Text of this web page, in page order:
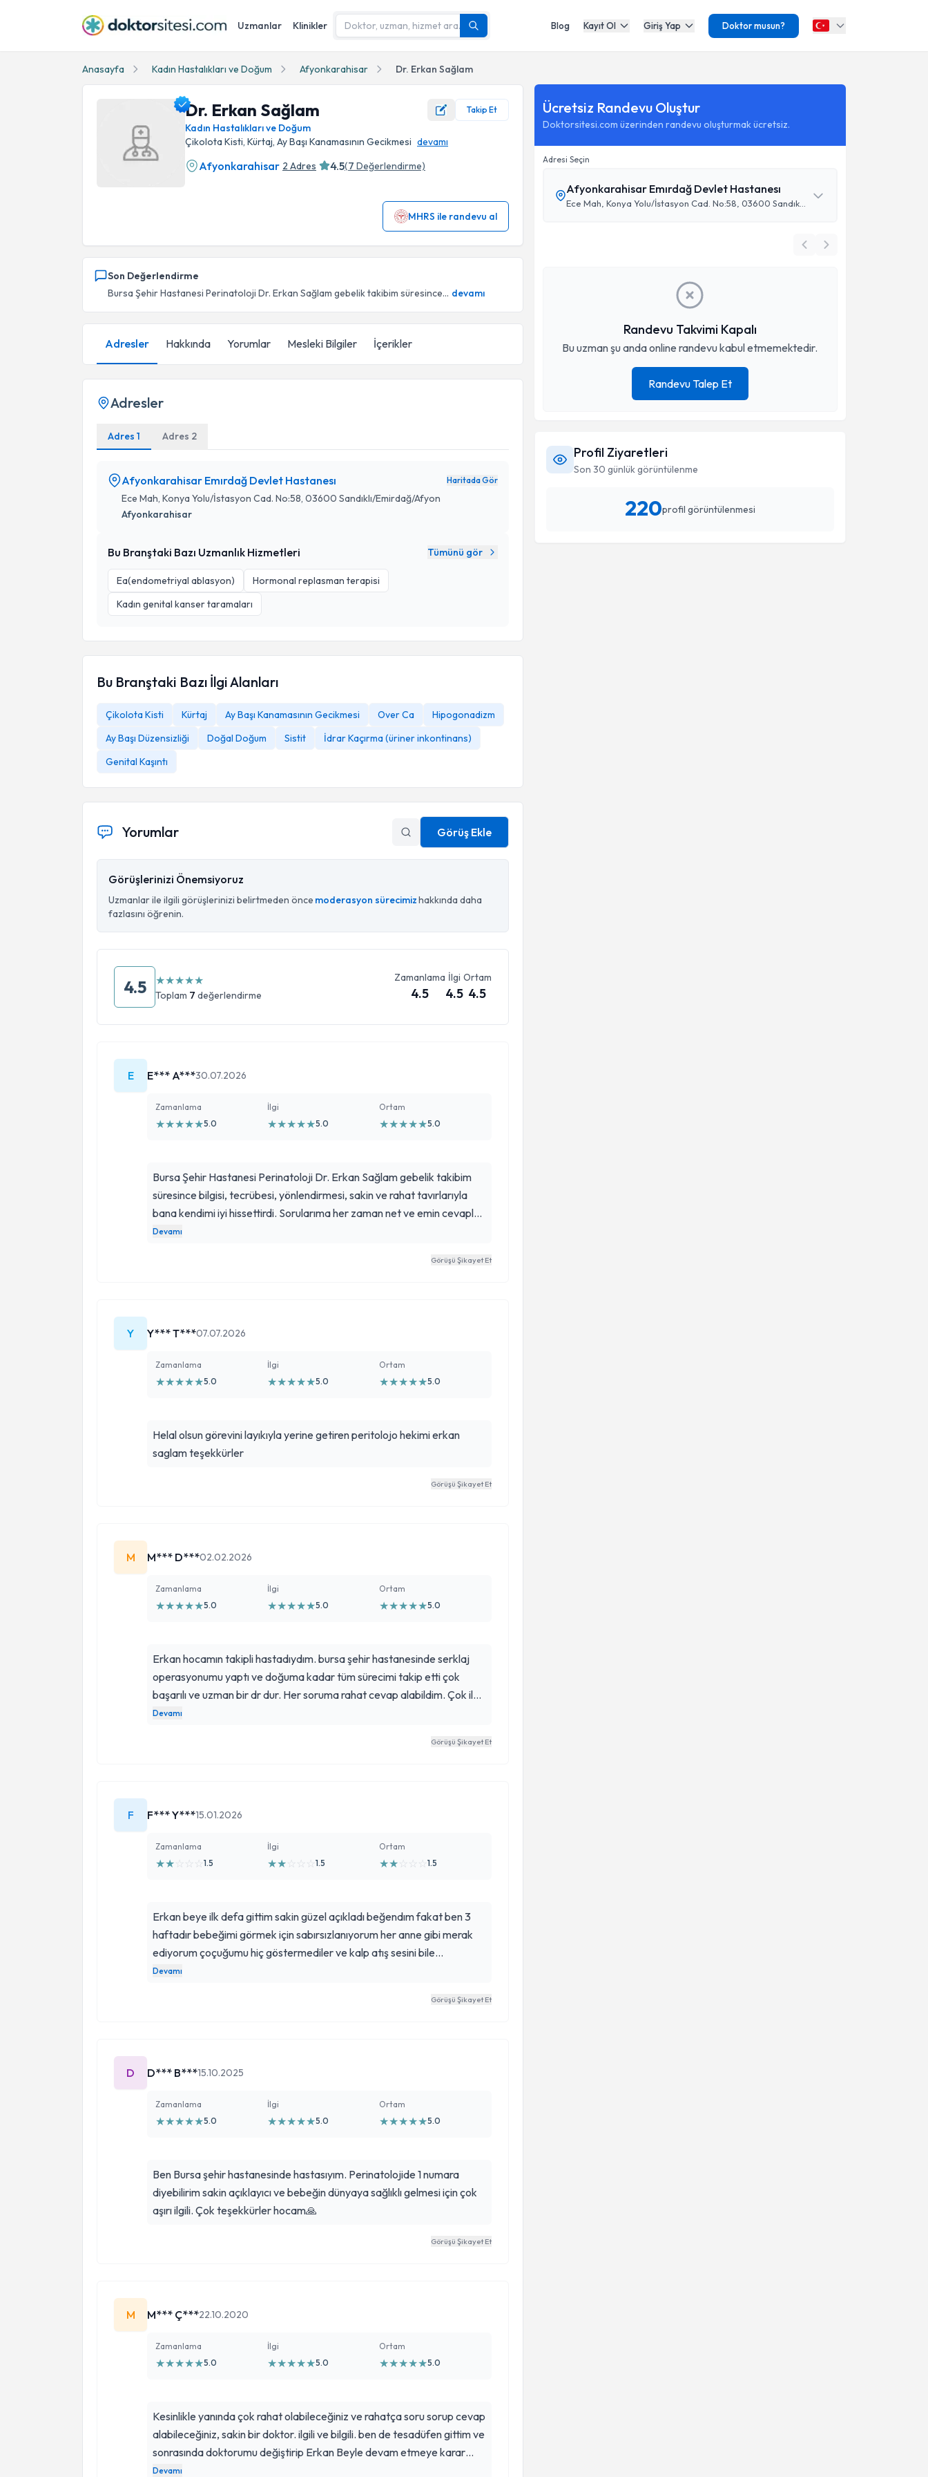
Uzmanlar Klinikler Blog Kayıt Ol Giriş Yap Doktor musun?
Anasayfa Kadın Hastalıkları ve Doğum Afyonkarahisar Dr. Erkan Sağlam
Dr. Erkan Sağlam Takip Et
Kadın Hastalıkları ve Doğum
Çikolota Kisti, Kürtaj, Ay Başı Kanamasının Gecikmesi devamı
Afyonkarahisar 2 Adres 4.5(7 Değerlendirme)
MHRS ile randevu al
Son Değerlendirme
Bursa Şehir Hastanesi Perinatoloji Dr. Erkan Sağlam gebelik takibim süresince... devamı
Adresler Hakkında Yorumlar Mesleki Bilgiler İçerikler
Adresler
Adres 1 Adres 2
Afyonkarahisar Emırdağ Devlet Hastanesı Haritada Gör
Ece Mah, Konya Yolu/İstasyon Cad. No:58, 03600 Sandıklı/Emirdağ/Afyon
Afyonkarahisar
Bu Branştaki Bazı Uzmanlık Hizmetleri Tümünü gör
Ea(endometriyal ablasyon)
Hormonal replasman terapisi
Kadın genital kanser taramaları
Bu Branştaki Bazı İlgi Alanları
Çikolota Kisti Kürtaj Ay Başı Kanamasının Gecikmesi Over Ca
Hipogonadizm
Ay Başı Düzensizliği
Doğal Doğum Sistit
İdrar Kaçırma (üriner inkontinans)
Genital Kaşıntı
Yorumlar Görüş Ekle
Görüşlerinizi Önemsiyoruz
Uzmanlar ile ilgili görüşlerinizi belirtmeden önce moderasyon sürecimizhakkında daha
fazlasını öğrenin.
4.5 ★★★★★
Toplam 7 değerlendirme
Zamanlama
4.5
İlgi
4.5
Ortam
4.5
E E*** A***30.07.2026
Zamanlama
★★★★★5.0
İlgi
★★★★★5.0
Ortam
★★★★★5.0
Bursa Şehir Hastanesi Perinatoloji Dr. Erkan Sağlam gebelik takibim
süresince bilgisi, tecrübesi, yönlendirmesi, sakin ve rahat tavırlarıyla
bana kendimi iyi hissettirdi. Sorularıma her zaman net ve emin cevaplar
vererek kendisine güven duymamı sağladı. Planlı ve mükemmeliyetçi
süresi boyunca vizitte ekibiyle beraber çok güzel ilgilendi. Bu kadar bilgi
artması dileğiyle…)
Devamı
Görüşü Şikayet Et
Y Y*** T***07.07.2026
Zamanlama
★★★★★5.0
İlgi
★★★★★5.0
Ortam
★★★★★5.0
Helal olsun görevini layıkıyla yerine getiren peritolojo hekimi erkan
saglam teşekkürler
Görüşü Şikayet Et
M M*** D***02.02.2026
Zamanlama
★★★★★5.0
İlgi
★★★★★5.0
Ortam
★★★★★5.0
Erkan hocamın takipli hastadıydım. bursa şehir hastanesinde serklaj
operasyonumu yaptı ve doğuma kadar tüm sürecimi takip etti çok
başarılı ve uzman bir dr dur. Her soruma rahat cevap alabildim. Çok ilgili
bir dr dur. Erken doğum sorunumu sayesinde 10 ocakta bebeğimi
Devamı
Görüşü Şikayet Et
F F*** Y***15.01.2026
Zamanlama
★★☆ ☆ ☆ 1.5
İlgi
★★☆ ☆ ☆1.5
Ortam
★★☆ ☆ ☆1.5
Erkan beye ilk defa gittim sakin güzel açıkladı beğendım fakat ben 3
haftadır bebeğimi görmek için sabırsızlanıyorum her anne gibi merak
ediyorum çoçuğumu hiç göstermediler ve kalp atış sesini bile
dinletmediler fotoğrafını istedim vermiyoruz dediler ağlayarak eve
söyledi özele gidicem gerçekten devlet hastaneleri rezillik empati hiç
Devamı
Görüşü Şikayet Et
D D*** B***15.10.2025
Zamanlama
★★★★★5.0
İlgi
★★★★★5.0
Ortam
★★★★★5.0
Ben Bursa şehir hastanesinde hastasıyım. Perinatolojide 1 numara
diyebilirim sakin açıklayıcı ve bebeğin dünyaya sağlıklı gelmesi için çok
aşırı ilgili. Çok teşekkürler hocam🙏
Görüşü Şikayet Et
M M*** Ç***22.10.2020
Zamanlama
★★★★★5.0
İlgi
★★★★★5.0
Ortam
★★★★★5.0
Kesinlikle yanında çok rahat olabileceğiniz ve rahatça soru sorup cevap
alabileceğiniz, sakin bir doktor. ilgili ve bilgili. ben de tesadüfen gittim ve
sonrasında doktorumu değiştirip Erkan Beyle devam etmeye karar
verdim. Otuz yaşını geçmiş ve düzenli bir şekilde kontrol amaçlı kadın
Devamı
Ücretsiz Randevu Oluştur
Doktorsitesi.com üzerinden randevu oluşturmak ücretsiz.
Adresi Seçin
Afyonkarahisar Emırdağ Devlet Hastanesı
Ece Mah, Konya Yolu/İstasyon Cad. No:58, 03600 Sandıklı/Emirdağ/Afyon
Randevu Takvimi Kapalı
Bu uzman şu anda online randevu kabul etmemektedir.
Randevu Talep Et
Profil Ziyaretleri
Son 30 günlük görüntülenme
220profil görüntülenmesi